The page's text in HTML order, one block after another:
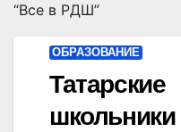
“Все в РДШ”
ОБРАЗОВАНИЕ
Татарские